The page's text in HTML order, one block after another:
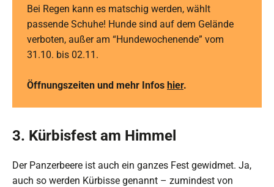
Bei Regen kann es matschig werden, wählt
passende Schuhe! Hunde sind auf dem Gelände
verboten, außer am “Hundewochenende” vom
31.10. bis 02.11.
Öffnungszeiten und mehr Infos hier.
3. Kürbisfest am Himmel
Der Panzerbeere ist auch ein ganzes Fest gewidmet. Ja,
auch so werden Kürbisse genannt – zumindest von